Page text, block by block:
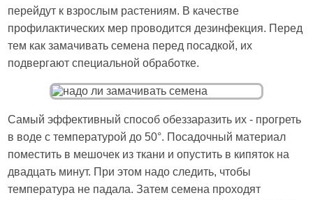
перейдут к взрослым растениям. В качестве
профилактических мер проводится дезинфекция. Перед
тем как замачивать семена перед посадкой, их
подвергают специальной обработке.
Самый эффективный способ обеззаразить их - прогреть
в воде с температурой до 50°. Посадочный материал
поместить в мешочек из ткани и опустить в кипяток на
двадцать минут. При этом надо следить, чтобы
температура не падала. Затем семена проходят